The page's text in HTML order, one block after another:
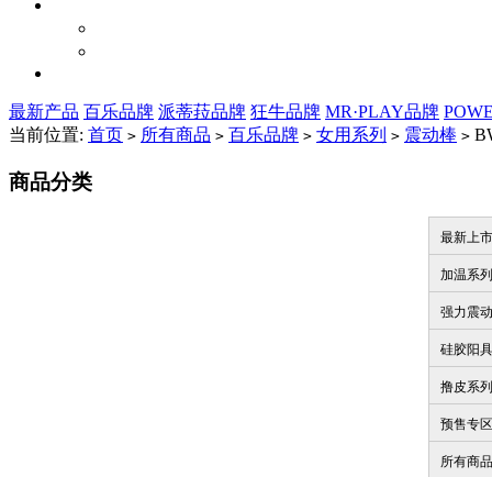
最新产品 百乐品牌 派蒂菈品牌 狂牛品牌 MR·PLAY品牌
当前位置: 首页 > 所有商品 > 百乐品牌 > 女用系列 > 震动棒 >
商品分类
最新上市
加温系列
强力震动
硅胶阳具
撸皮系列
预售专区
所有商品